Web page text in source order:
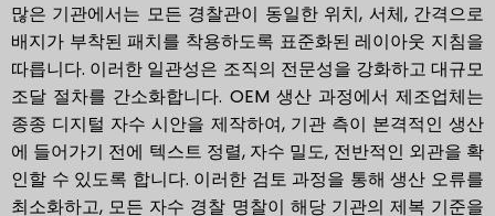
많은 기관에서는 모든 경찰관이 동일한 위치, 서체, 간격으로
배지가 부착된 패치를 착용하도록 표준화된 레이아웃 지침을
따릅니다. 이러한 일관성은 조직의 전문성을 강화하고 대규모
조달 절차를 간소화합니다. OEM 생산 과정에서 제조업체는
종종 디지털 자수 시안을 제작하여, 기관 측이 본격적인 생산
에 들어가기 전에 텍스트 정렬, 자수 밀도, 전반적인 외관을 확
인할 수 있도록 합니다. 이러한 검토 과정을 통해 생산 오류를
최소화하고, 모든 자수 경찰 명찰이 해당 기관의 제복 기준을